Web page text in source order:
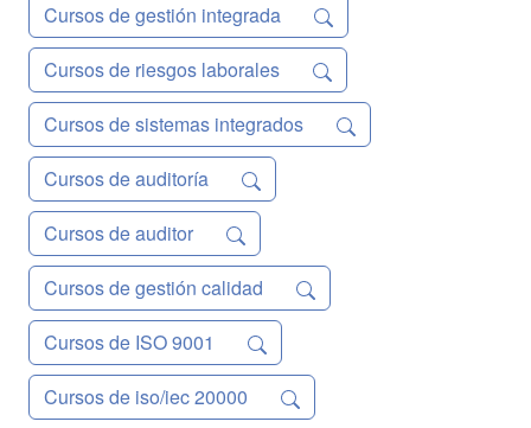
Cursos de gestión integrada
Cursos de riesgos laborales
Cursos de sistemas integrados
Cursos de auditoría
Cursos de auditor
Cursos de gestión calidad
Cursos de ISO 9001
Cursos de iso/iec 20000